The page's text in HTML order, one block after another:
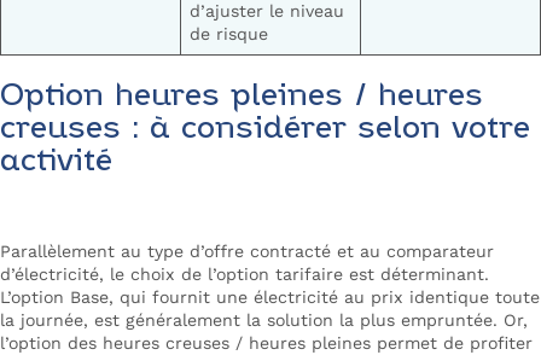
d’ajuster le niveau
de risque
Option heures pleines / heures
creuses : à considérer selon votre
activité
Parallèlement au type d’offre contracté et au comparateur
d’électricité, le choix de l’option tarifaire est déterminant.
L’option Base, qui fournit une électricité au prix identique toute
la journée, est généralement la solution la plus empruntée. Or,
l’option des heures creuses / heures pleines permet de profiter